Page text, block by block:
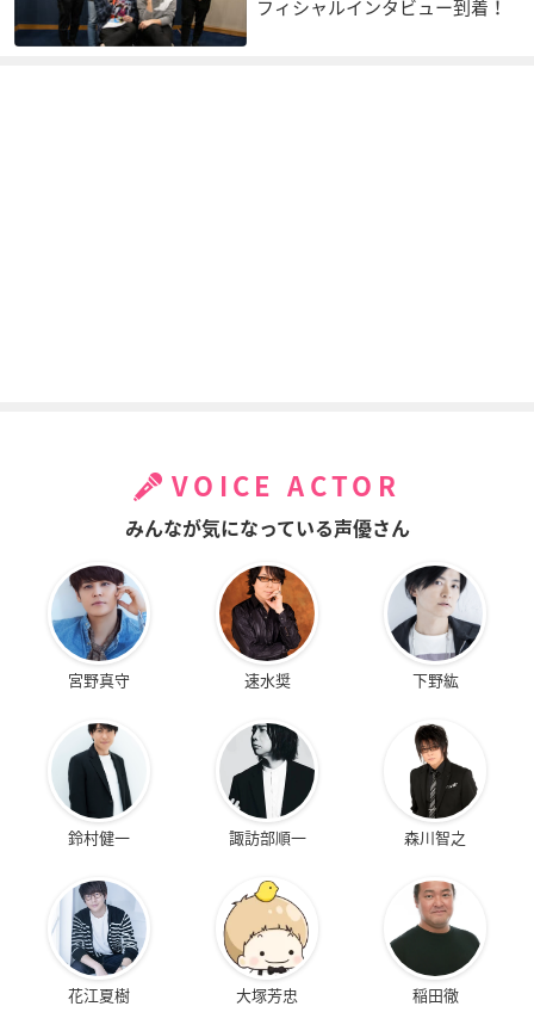
フィシャルインタビュー到着！
VOICE ACTOR
みんなが気になっている声優さん
宮野真守 速水奨 下野紘
鈴村健一 諏訪部順一 森川智之
花江夏樹 大塚芳忠 稲田徹